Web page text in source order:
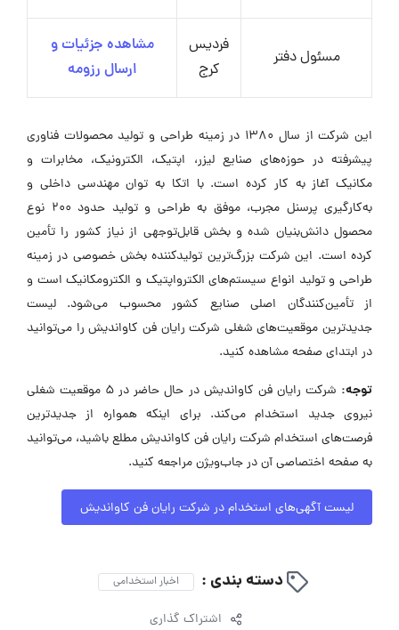
مسئول دفتر
فردیس
کرج
مشاهده جزئیات و
ارسال رزومه
این شرکت از سال ۱۳۸۰ در زمینه طراحی و تولید محصولات فناوری
پیشرفته در حوزه‌های صنایع لیزر، اپتیک، الکترونیک، مخابرات و
مکانیک آغاز به کار کرده است. با اتکا به توان مهندسی داخلی و
به‌کارگیری پرسنل مجرب، موفق به طراحی و تولید حدود ۲۰۰ نوع
محصول دانش‌بنیان شده و بخش قابل‌توجهی از نیاز کشور را تأمین
کرده است. این شرکت بزرگ‌ترین تولیدکننده بخش خصوصی در زمینه
طراحی و تولید انواع سیستم‌های الکترواپتیک و الکترومکانیک است و
از تأمین‌کنندگان اصلی صنایع کشور محسوب می‌شود. لیست
جدیدترین موقعیت‌های شغلی شرکت رایان فن کاواندیش را می‌توانید
در ابتدای صفحه مشاهده کنید.
توجه:
شرکت رایان فن کاواندیش در حال حاضر در ۵ موقعیت شغلی
نیروی جدید استخدام می‌کند. برای اینکه همواره از جدیدترین
فرصت‌های استخدام شرکت رایان فن کاواندیش مطلع باشید، می‌توانید
به صفحه اختصاصی آن در جاب‌ویژن مراجعه کنید.
لیست آگهی‌های استخدام در شرکت رایان فن کاواندیش
دسته بندی : اخبار استخدامی
اشتراک گذاری